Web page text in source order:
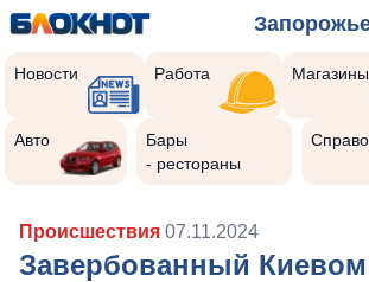
Новости Работа Магазины
Авто
Бары
- рестораны
Происшествия 07.11.2024
Завербованный